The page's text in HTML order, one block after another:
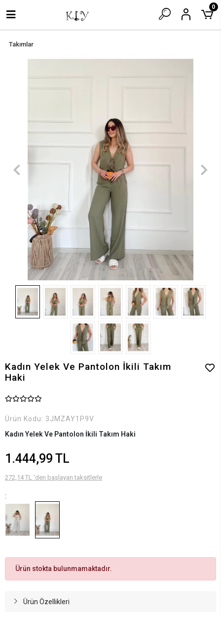
0
Takımlar
Kadın Yelek Ve Pantolon İkili Takım
Haki
Ürün Kodu: 3JMZAY1P9V
Kadın Yelek Ve Pantolon İkili Takım Haki
1.444,99 TL
272,14 TL 'den başlayan taksitlerle
:
Ürün stokta bulunmamaktadır.
Ürün Özellikleri